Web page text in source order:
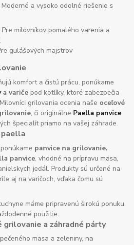
Moderné a vysoko odolné riešenie s
Pre milovníkov pomalého varenia a
gulášových majstrov
komfort a čistú prácu, ponúkame
a variče pod kotlíky, ktoré zabezpečia
grilovania ocenia naše oceľové
, či originálne Paella panvice
špecialít priamo na vašej záhrade.
paella
panvice na grilovanie,
panvice, vhodné na prípravu mäsa,
jedál. Produkty sú určené na
aj na varičoch, vďaka čomu sú
máme pripravenú širokú ponuku
použitie.
a záhradné párty
mäsa a zeleniny, na